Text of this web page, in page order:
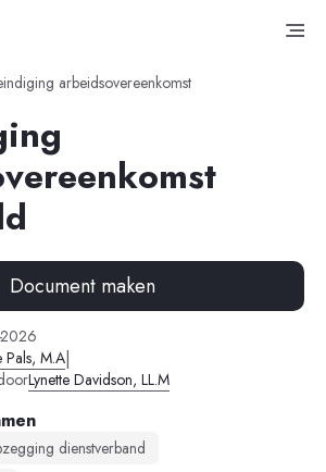
arbeidsovereenkomst
Document maken
2026
Pals, M.A|
Lynette Davidson, LL.M
dienstverband